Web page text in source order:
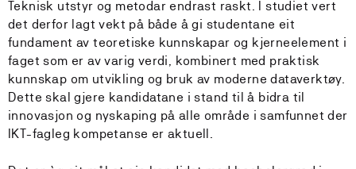
Teknisk utstyr og metodar endrast raskt. I studiet vert
det derfor lagt vekt på både å gi studentane eit
fundament av teoretiske kunnskapar og kjerneelement i
faget som er av varig verdi, kombinert med praktisk
kunnskap om utvikling og bruk av moderne dataverktøy.
Dette skal gjere kandidatane i stand til å bidra til
innovasjon og nyskaping på alle område i samfunnet der
IKT-fagleg kompetanse er aktuell.